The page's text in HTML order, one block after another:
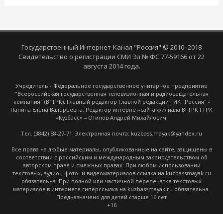
Государственный Интернет-Канал "Россия" © 2010–2018
Свидетельство о регистрации СМИ Эл № ФС 77-59166 от 22
августа 2014 года.
Учредитель - Федеральное государственное унитарное предприятие
"Всероссийская государственная телевизионная и радиовещательная
компания" (ВГТРК). Главный редактор Главной редакции ГИК "Россия" -
Панина Елена Валерьевна. Редактор интернет-сайта филиала ВГТРК ГТРК
«Кузбасс» – Отинов Андрей Михайлович.
Тел. (3842) 58-27-71. Электронная почта: kuzbass.mayak@yandex.ru
Все права на любые материалы, опубликованные на сайте, защищены в
соответствии с российским и международным законодательством об
авторском праве и смежных правах. При любом использовании
текстовых, аудио-, фото- и видеоматериалов ссылка на kuzbassmayak.ru
обязательна. При полной или частичной перепечатке текстовых
материалов в интернете гиперссылка на kuzbassmayak.ru обязательна.
Предназначено для детей старше 16 лет
+16